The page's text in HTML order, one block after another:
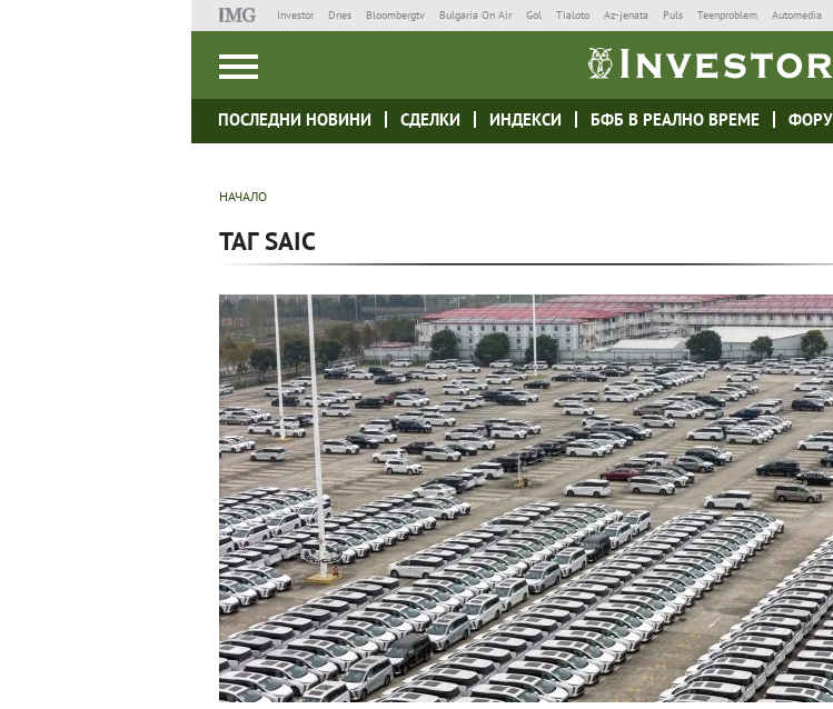
Investor Dnes Bloombergtv Bulgaria On Air Gol Tialoto Az-jenata Puls Teenproblem Automedia
ПОСЛЕДНИ НОВИНИ СДЕЛКИ ИНДЕКСИ БФБ В РЕАЛНО ВРЕМЕ
НАЧАЛО
ТАГ SAIC